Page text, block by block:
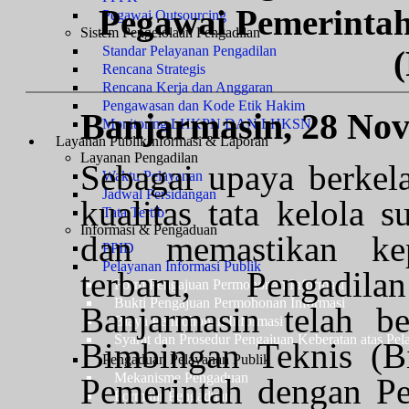
Pegawai Outsourcing
Sistem Pengelolaan Pengadilan
Standar Pelayanan Pengadilan
Rencana Strategis
Rencana Kerja dan Anggaran
Pengawasan dan Kode Etik Hakim
Monitoring LHKPN DAN LHKSN
Layanan PublikInformasi & Laporan
Layanan Pengadilan
Waktu Pelayanan
Jadwal Persidangan
Tata Tertib
Informasi & Pengaduan
PPID
Pelayanan Informasi Publik
Form Pengajuan Permohonan Informasi
Bukti Pengajuan Permohonan Informasi
Biaya Permohonan Informasi
Syarat dan Prosedur Pengajuan Keberatan atas
Pengaduan Pelayanan Publik
Mekanisme Pengaduan
Formulir Pengaduan
Pegawai
Banjarmasin, 28
Sebagai upaya
kualitas tata kelola
dan memastikan
terbaru,
Banjarmasin telah
Bimbingan Teknis
Pemerintah dengan